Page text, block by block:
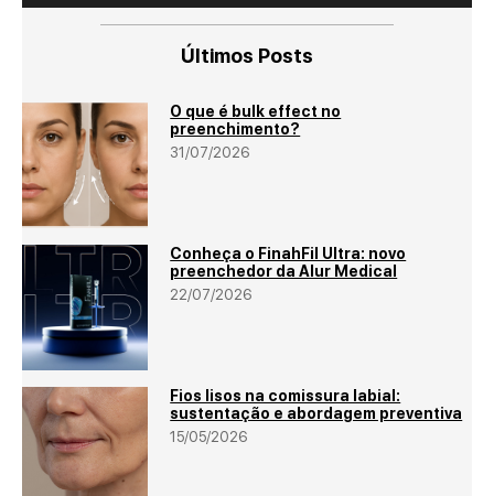
Últimos Posts
O que é bulk effect no
preenchimento?
31/07/2026
Conheça o FinahFil Ultra: novo
preenchedor da Alur Medical
22/07/2026
Fios lisos na comissura labial:
sustentação e abordagem preventiva
15/05/2026